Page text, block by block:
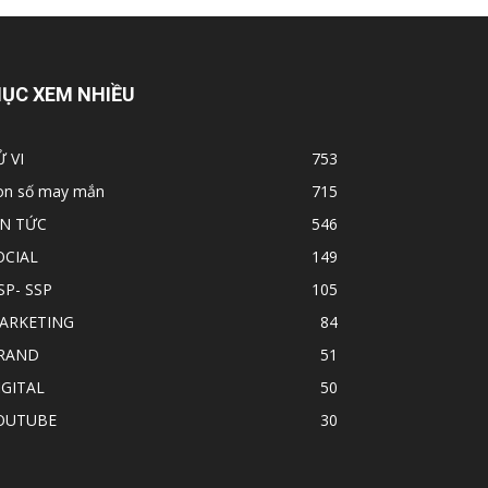
XEM NHIỀU
VI
753
số may mắn
715
TỨC
546
149
SSP
105
84
51
50
30